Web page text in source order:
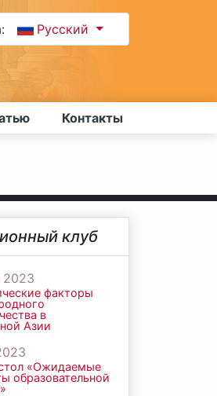
Русский
Контакты
клуб
факторы
в
Азии
«Ожидаемые
образовательной